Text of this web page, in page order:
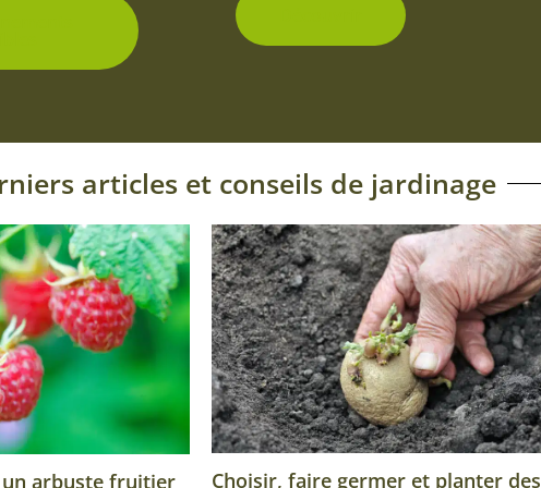
articles et conseils de jardinage
arbuste fruitier Choisir, faire germer et planter des